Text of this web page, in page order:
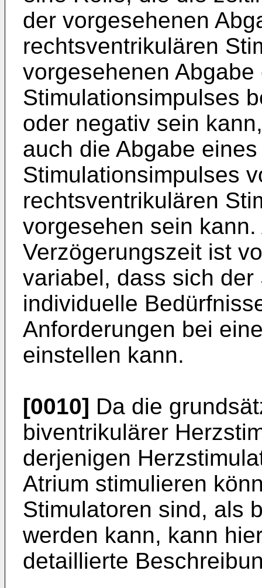
der vorgesehenen
rechtsventrikulären
vorgesehenen
Stimulationsimpulses
oder negativ sein
auch die Abgabe
Stimulationsimpulses
rechtsventrikulären
vorgesehen sein
Verzögerungszeit ist
variabel, dass sich
individuelle
Anforderungen bei
einstellen kann.
[0010] Da die
biventrikulärer
derjenigen
Atrium stimulieren
Stimulatoren sind, als
werden kann, kann
detaillierte